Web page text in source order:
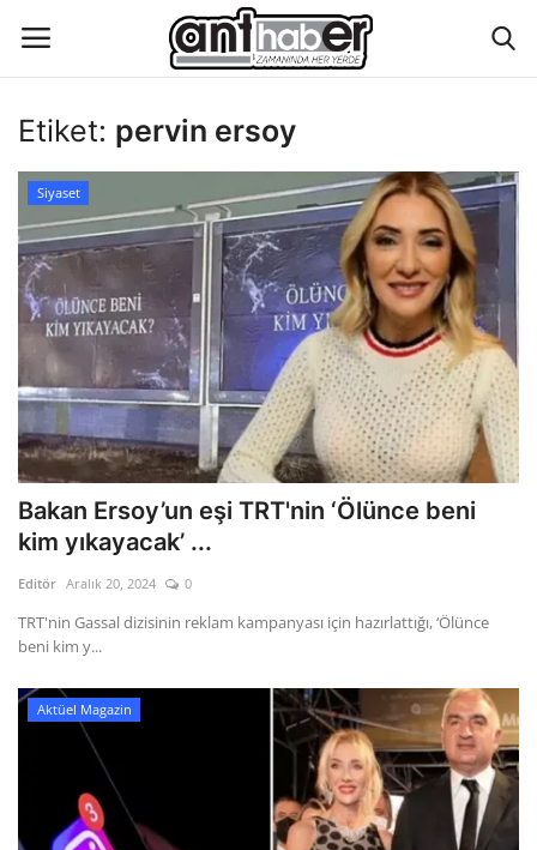
Eğitim
Aktüel Magazin
Hakkımızda
İletişim
Asayiş
Çevre
Gizlilik Politikası
Reklam ve İşbirliği
Bodrum Trafik Yoğunluk Haritası
Siyaset
Etiket: pervin ersoy
Siyaset
Bakan Ersoy’un eşi TRT'nin ‘Ölünce beni
kim yıkayacak’ ...
Editör Aralık 20, 2024 0
TRT'nin Gassal dizisinin reklam kampanyası için hazırlattığı, ‘Ölünce
beni kim y...
Aktüel Magazin